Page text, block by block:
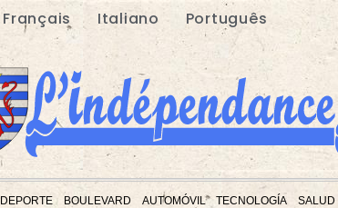
Français Italiano Português
DEPORTE BOULEVARD AUTOMÓVIL TECNOLOGÍA SALUD